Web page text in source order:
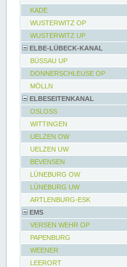
KADE
WUSTERWITZ OP
WUSTERWITZ UP
ELBE-LÜBECK-KANAL
BÜSSAU UP
DONNERSCHLEUSE OP
MÖLLN
ELBESEITENKANAL
OSLOSS
WITTINGEN
UELZEN OW
UELZEN UW
BEVENSEN
LÜNEBURG OW
LÜNEBURG UW
ARTLENBURG-ESK
EMS
VERSEN WEHR OP
PAPENBURG
WEENER
LEERORT